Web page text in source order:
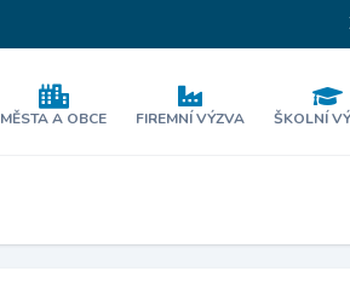
MĚSTA A OBCE FIREMNÍ VÝZVA ŠKOLNÍ